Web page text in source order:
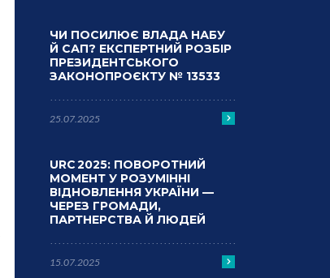
ЧИ ПОСИЛЮЄ ВЛАДА НАБУ
Й САП? ЕКСПЕРТНИЙ РОЗБІР
ПРЕЗИДЕНТСЬКОГО
ЗАКОНОПРОЄКТУ № 13533
25.07.2025
URC 2025: ПОВОРОТНИЙ
МОМЕНТ У РОЗУМІННІ
ВІДНОВЛЕННЯ УКРАЇНИ —
ЧЕРЕЗ ГРОМАДИ,
ПАРТНЕРСТВА Й ЛЮДЕЙ
15.07.2025